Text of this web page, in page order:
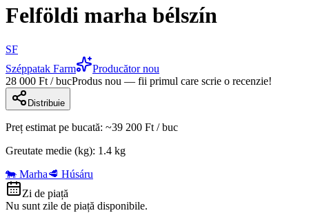
Felföldi marha bélszín
SF
Széppatak Farm
Producător nou
28 000 Ft / bucProdus nou — fii primul care scrie o recenzie!
Distribuie
Preț estimat pe bucată: ~39 200 Ft /buc
Greutate medie (kg): 1.4 kg
🐄 Marha🥩 Húsáru
Zi de piață
Nu sunt zile de piață disponibile.